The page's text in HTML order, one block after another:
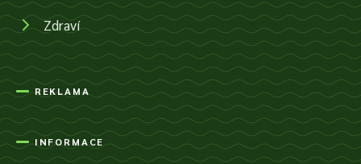
Zdraví
REKLAMA
INFORMACE